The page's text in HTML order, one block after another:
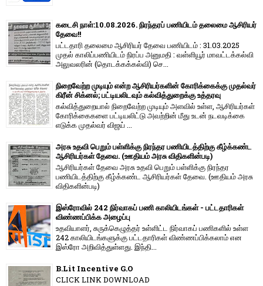
கடைசி நாள்:10.08.2026. நிரந்தரப் பணியிடம் தலைமை ஆசிரியர்
தேவை!!
பட்டதாரி தலைமை ஆசிரியர் தேவை பணியிடம் : 31.03.2025
முதல் காலிப்பணியிடம் நிரப்ப அனுமதி : வள்ளியூர் மாவட்டக்கல்வி
அலுவலரின் (தொடக்கக்கல்வி) செ...
நிறைவேற்ற முடியும் என்ற ஆசிரியர்களின் கோரிக்கைக்கு முதல்வர்
கிரீன் சிக்னல்; பட்டியலிடவும் கல்வித்துறைக்கு உத்தரவு
கல்வித்துறையால் நிறைவேற்ற முடியும் அளவில் உள்ள, ஆசிரியர்கள்
கோரிக்கைகளை பட்டியலிட்டு அவற்றின் மீது உடன் நடவடிக்கை
எடுக்க முதல்வர் விஜய் ...
அரசு உதவி பெறும் பள்ளிக்கு நிரந்தர பணியிடத்திற்கு கீழ்க்கண்ட
ஆசிரியர்கள் தேவை. (ஊதியம் அரசு விதிகளின்படி)
ஆசிரியர்கள் தேவை அரசு உதவி பெறும் பள்ளிக்கு நிரந்தர
பணியிடத்திற்கு கீழ்க்கண்ட ஆசிரியர்கள் தேவை. (ஊதியம் அரசு
விதிகளின்படி)
இஸ்ரோவில் 242 நிர்வாகப் பணி காலியிடங்கள் - பட்டதாரிகள்
விண்ணப்பிக்க அழைப்பு
உதவியாளர், சுருக்கெழுத்தர் உள்ளிட்ட நிர்வாகப் பணிகளில் உள்ள
242 காலியிடங்களுக்கு பட்டதாரிகள் விண்ணப்பிக்கலாம் என
இஸ்ரோ அறிவித்துள்ளது. இந்தி...
B.Lit Incentive G.O
CLICK LINK DOWNLOAD